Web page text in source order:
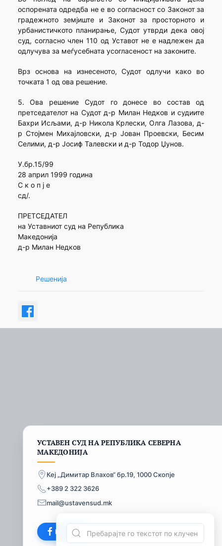
оспорената одредба не е во согласност со Законот за
градежното земјиште и Законот за просторното и
урбанистичкото планирање, Судот утврди дека овој
суд, согласно член 110 од Уставот не е надлежен да
одлучува за меѓусебната усогласеност на законите.
Врз основа на изнесеното, Судот одлучи како во
точката 1 од ова решение.
5. Ова решение Судот го донесе во состав од
претседателот на Судот д-р Милан Недков и судиите
Бахри Исљами, д-р Никола Крлески, Олга Лазова, д-
р Стојмен Михајловски, д-р Јован Проевски, Бесим
Селими, д-р Јосиф Талевски и д-р Тодор Џунов.
У.бр.15/99
28 април 1999 година
С к о п ј е
сд/.
ПРЕТСЕДАТЕЛ
на Уставниот суд на Република
Македонија
д-р Милан Недков
Решенија
УСТАВЕН СУД НА РЕПУБЛИКА СЕВЕРНА
МАКЕДОНИЈА
Кеј „Димитар Влахов“ бр.19, 1000 Скопје
+389 2 322 3626
mail@ustavensud.mk
Facebook